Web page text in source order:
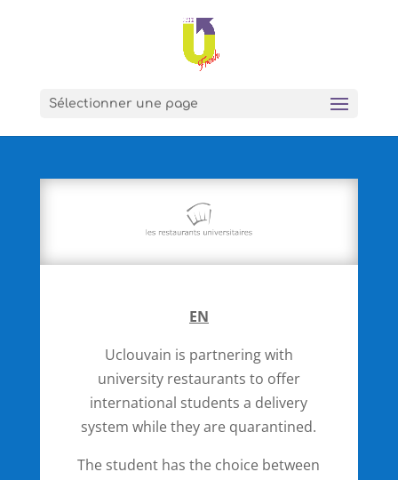
Sélectionner une page
EN
Uclouvain is partnering with
university restaurants to offer
international students a delivery
system while they are quarantined.
The student has the choice between